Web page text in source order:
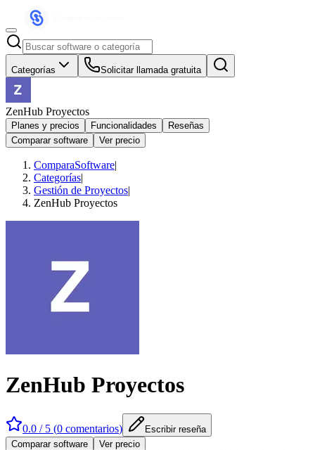
Categorías Solicitar llamada gratuita
ZenHub Proyectos
Planes y precios Funcionalidades
Reseñas
Comparar software
Ver precio
ComparaSoftware|
Categorías|
Gestión de Proyectos|
ZenHub Proyectos
ZenHub Proyectos
0.0 / 5 (0 comentarios)
Escribir reseña
Comparar software
Ver precio